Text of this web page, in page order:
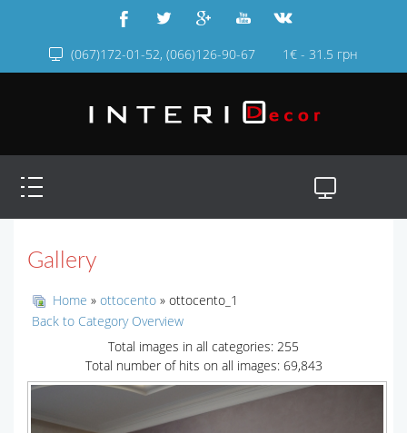
(067)172-01-52, (066)126-90-67 1€ - 31.5 грн
Gallery
Home » ottocento » ottocento_1
Back to Category Overview
Total images in all categories: 255
Total number of hits on all images: 69,843